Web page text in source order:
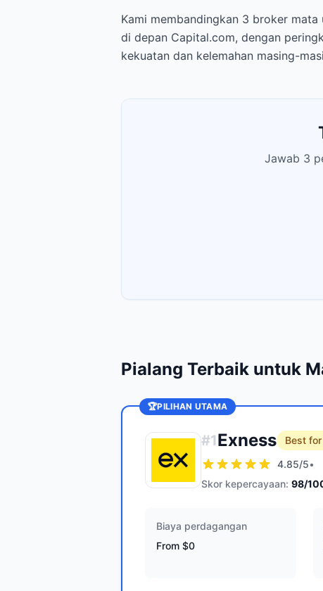
Kami membandingkan 3 broker
di depan Capital.com, dengan
kekuatan dan kelemahan masing-
Jawab 3
Pialang Terbaik untuk
🏆PILIHAN UTAMA
#1Exness
Best for
4.85/5•
Skor kepercayaan: 98/
Biaya perdagangan
From $0